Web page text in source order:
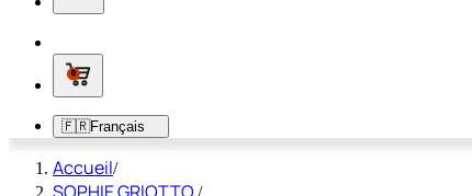
0
🇫🇷Français
Accueil/
/